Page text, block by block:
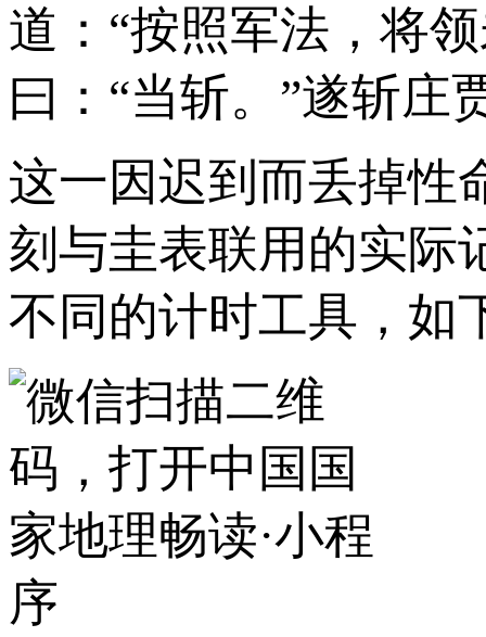
道：“按照军法，将
曰：“当斩。”遂斩庄
这一因迟到而丢掉性
刻与圭表联用的实际
不同的计时工具，如